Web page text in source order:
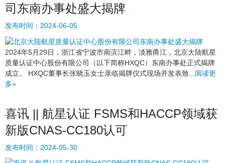
司东南办事处盛大揭牌
发布时间： 2024-06-05
2024年5月29日，浙江省宁波市南滨江畔，淡雅甬江，北京大陆航星
质量认证中心股份有限公司（以下简称HXQC）东南办事处正式揭牌
成立。 HXQC董事长张晓玉女士亲临揭牌仪式现场并发表致... 阅读更
多»
喜讯 || 航星认证 FSMS和HACCP领域获
新版CNAS-CC180认可
发布时间： 2024-05-30